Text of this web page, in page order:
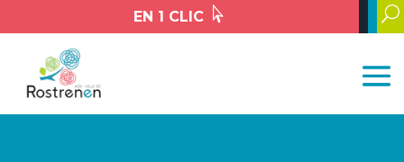
EN 1 CLIC  U